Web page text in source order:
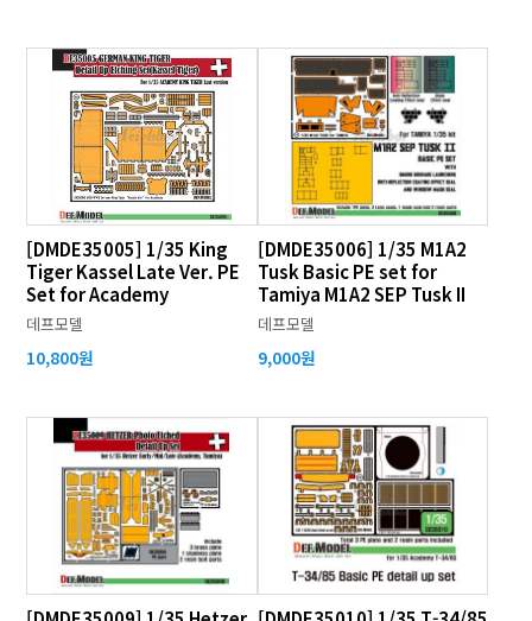
[DMDE35005] 1/35 King
Tiger Kassel Late Ver. PE
Set for Academy
데프모델
10,800원
[DMDE35006] 1/35 M1A2
Tusk Basic PE set for
Tamiya M1A2 SEP Tusk II
데프모델
9,000원